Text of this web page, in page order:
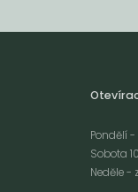
Pondělí -
Sobota
Neděle -